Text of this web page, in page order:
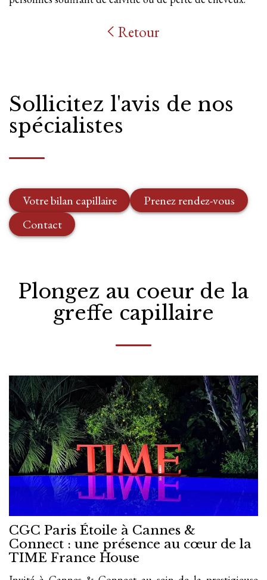
Retour
Sollicitez l'avis de nos
spécialistes
Votre bilan capillaire
Prenez rendez-vous
Contact
Plongez au coeur de la
greffe capillaire
CGC Paris Étoile à Cannes &
Connect : une présence au cœur de la
TIME France House